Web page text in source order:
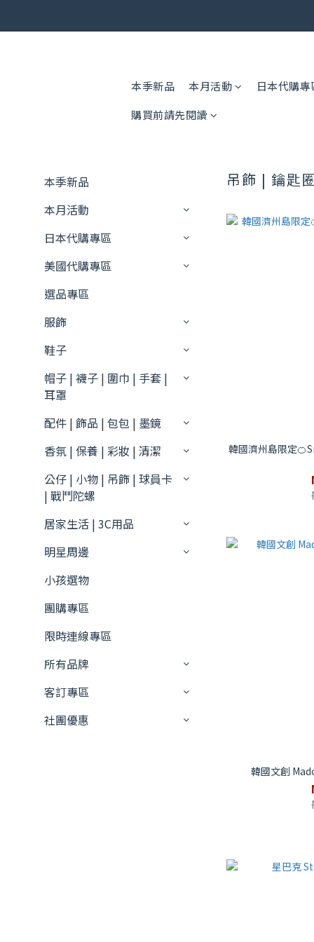
🎟️ 免運券
本季新品 本月活動 日本代購專
購買前請先閱讀
本季新品
本月活動
日本代購專區
美國代購專區
選品專區
服飾
鞋子
帽子 | 襪子 | 圍巾 | 手套 |
耳罩
配件 | 飾品 | 包包 | 墨鏡
香氛 | 保養 | 彩妝 | 清潔
公仔 | 小物 | 吊飾 | 球員卡
| 戰鬥陀螺
居家生活 | 3C用品
明星周邊
小孩選物
團購專區
限時連線專區
所有品牌
客訂專區
社團優惠
吊飾 | 鑰匙
韓國濟州島限定
韓國文創